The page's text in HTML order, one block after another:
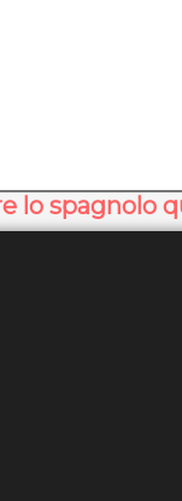
lo spagnolo